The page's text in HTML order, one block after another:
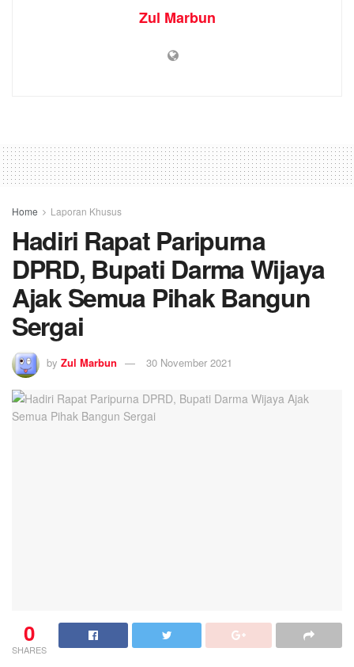
Zul Marbun
Home Laporan Khusus
Hadiri Rapat Paripurna
DPRD, Bupati Darma Wijaya
Ajak Semua Pihak Bangun
Sergai
by Zul Marbun 30 November 2021
0
SHARES